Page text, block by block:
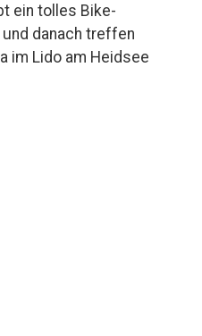
ein tolles Bike-
danach treffen
im Lido am Heidsee